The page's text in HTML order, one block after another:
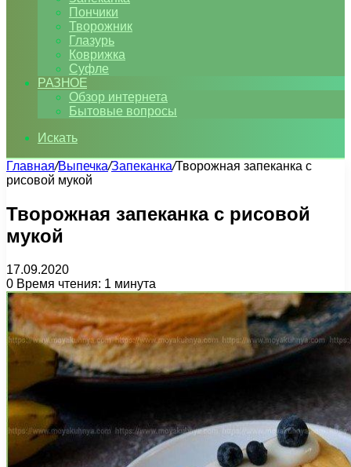
Пончики
Творожник
Глазурь
Коврижка
Суфле
РАЗНОЕ
Обзор интернета
Бытовые вопросы
Искать
Главная/Выпечка/Запеканка/Творожная запеканка с
рисовой мукой
Творожная запеканка с рисовой
мукой
17.09.2020
0 Время чтения: 1 минута